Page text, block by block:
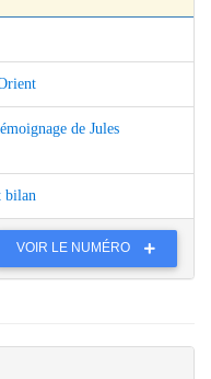
de Jules
bilan
VOIR LE NUMÉRO